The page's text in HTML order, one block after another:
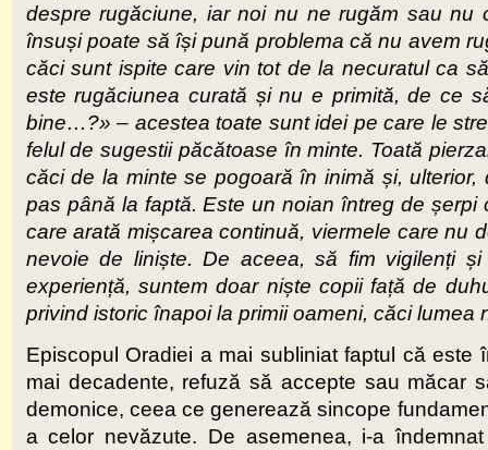
despre rugăciune, iar noi nu ne rugăm sau
însuși poate să își pună problema că nu avem
căci sunt ispite care vin tot de la necuratul ca
este rugăciunea curată și nu e primită, de ce
bine…?» – acestea toate sunt idei pe care le
felul de sugestii păcătoase în minte. Toată
căci de la minte se pogoară în inimă și,
pas până la faptă. Este un noian întreg de
care arată mișcarea continuă, viermele care nu
nevoie de liniște. De aceea, să fim vigilenți
experiență, suntem doar niște copii față de
privind istoric înapoi la primii oameni, căci lumea
Episcopul Oradiei a mai subliniat faptul că este
mai decadente, refuză să accepte sau măcar
demonice, ceea ce generează sincope
a celor nevăzute. De asemenea, i-a